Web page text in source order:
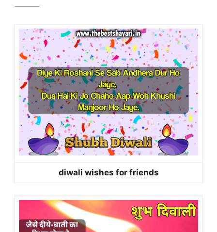
———
diwali wishes for friends